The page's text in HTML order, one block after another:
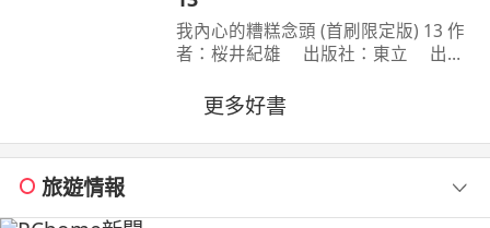
我內心的糟糕念頭 (首刷限定版) 13 作
者：桜井紀雄 出版社：東立 出版
開始同居？時間是測驗即將到來的寒
假。京太郎居然面臨得到山田家寄住的
狀況！住在同一個屋簷
更多好書
旅遊情報